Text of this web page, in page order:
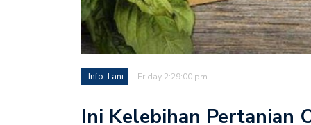
Info Tani Friday 2:29:00 pm
Ini Kelebihan Pertanian